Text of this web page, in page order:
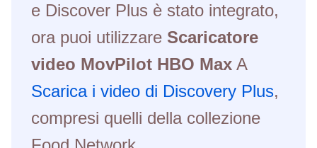
e Discover Plus è stato integrato,
ora puoi utilizzare Scaricatore
video MovPilot HBO Max A
Scarica i video di Discovery Plus,
compresi quelli della collezione